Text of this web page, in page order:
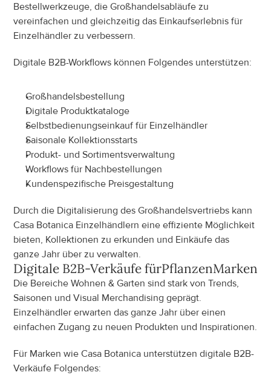
Bestellwerkzeuge, die Großhandelsabläufe zu
vereinfachen und gleichzeitig das Einkaufserlebnis für
Einzelhändler zu verbessern.
Digitale B2B-Workflows können Folgendes unterstützen:
Großhandelsbestellung
Digitale Produktkataloge
Selbstbedienungseinkauf für Einzelhändler
Saisonale Kollektionsstarts
Produkt- und Sortimentsverwaltung
Workflows für Nachbestellungen
Kundenspezifische Preisgestaltung
Durch die Digitalisierung des Großhandelsvertriebs kann
Casa Botanica Einzelhändlern eine effiziente Möglichkeit
bieten, Kollektionen zu erkunden und Einkäufe das
ganze Jahr über zu verwalten.
Digitale B2B-Verkäufe fürPflanzenMarken
Die Bereiche Wohnen & Garten sind stark von Trends,
Saisonen und Visual Merchandising geprägt.
Einzelhändler erwarten das ganze Jahr über einen
einfachen Zugang zu neuen Produkten und Inspirationen.
Für Marken wie Casa Botanica unterstützen digitale B2B-
Verkäufe Folgendes: